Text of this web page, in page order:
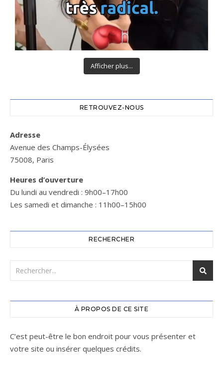
Afficher plus...
RETROUVEZ-NOUS
Adresse
Avenue des Champs-Élysées
75008, Paris
Heures d’ouverture
Du lundi au vendredi : 9h00–17h00
Les samedi et dimanche : 11h00–15h00
RECHERCHER
À PROPOS DE CE SITE
C’est peut-être le bon endroit pour vous présenter et
votre site ou insérer quelques crédits.